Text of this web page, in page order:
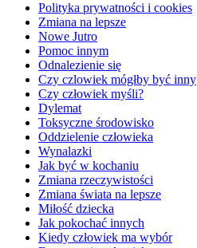
Polityka prywatności i cookies
Zmiana na lepsze
Nowe Jutro
Pomoc innym
Odnalezienie się
Czy czlowiek mógłby być inny
Czy człowiek myśli?
Dylemat
Toksyczne środowisko
Oddzielenie człowieka
Wynalazki
Jak być w kochaniu
Zmiana rzeczywistości
Zmiana świata na lepsze
Miłość dziecka
Jak pokochać innych
Kiedy człowiek ma wybór